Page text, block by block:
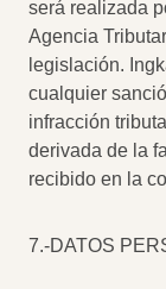
será realizada
Agencia
legislación.
cualquier
infracción
derivada de la
recibido en la
7.-DATOS